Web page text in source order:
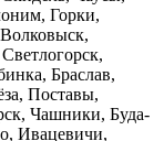
Горки,
Браслав,
Поставы,
Чашники, Буда-
Ивацевичи,